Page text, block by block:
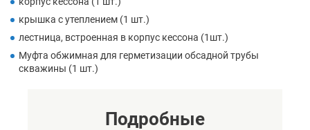
крышка с утеплением (1 шт.)
лестница, встроенная в корпус кессона (1шт.)
Муфта обжимная для герметизации обсадной трубы
скважины (1 шт.)
Подробные